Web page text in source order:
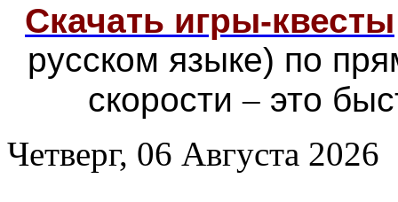
Скачать игры-квесты
русском языке) по
скорости– это
Четверг, 06 Августа 2026